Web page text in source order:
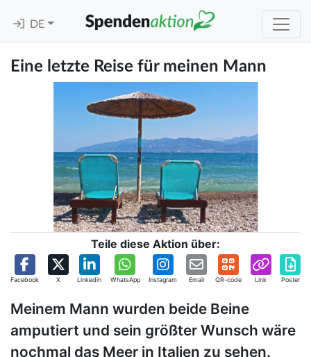
DE
Eine letzte Reise für meinen Mann
Teile diese Aktion über:
Facebook X Linkedin WhatsApp Instagram Email QR-code Link Poster
Meinem Mann wurden beide Beine
amputiert und sein größter Wunsch wäre
nochmal das Meer in Italien zu sehen.